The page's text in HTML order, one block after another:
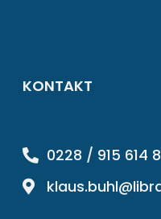
KONTAKT
0228 / 915 614